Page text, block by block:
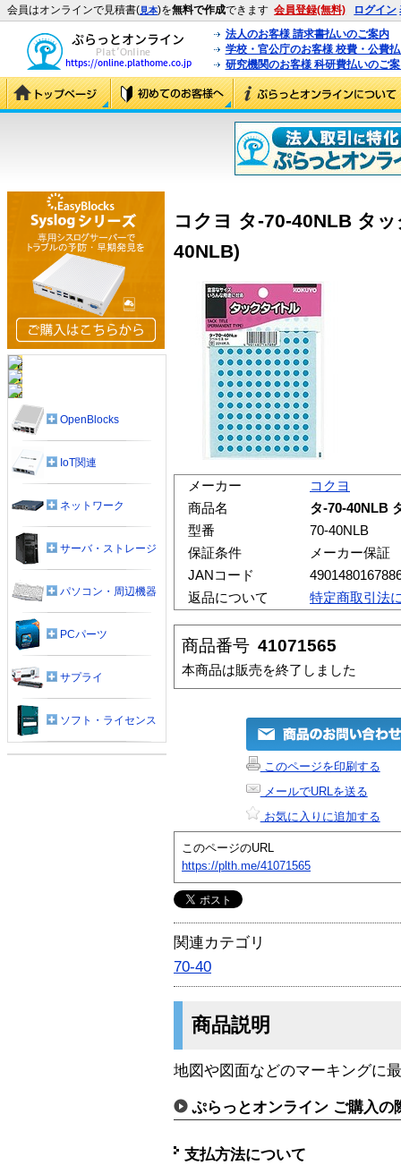
会員はオンラインで見積書(見本)を無料で作成できます 会員登録(無料) ログイン
法人のお客様 請求書払いのご案内
学校・官公庁のお客様 校費・公費
研究機関のお客様 科研費払いのご
コクヨ タ-70-40NLB タ
40NLB)
メーカー
コクヨ
商品名
タ-70-40NLB
型番
70-40NLB
保証条件
メーカー保証
JANコード
返品について
特定商取引法
商品番号 41071565
本商品は販売を終了しました
このページを印刷する
メールでURLを送る
お気に入りに追加する
このページのURL
https://plth.me/41071565
関連カテゴリ
70-40
商品説明
地図や図面などのマーキングに
ぷらっとオンライン ご購入の
支払方法について
OpenBlocks
IoT関連
ネットワーク
サーバ・ストレージ
パソコン・周辺機器
PCパーツ
サプライ
ソフト・ライセンス